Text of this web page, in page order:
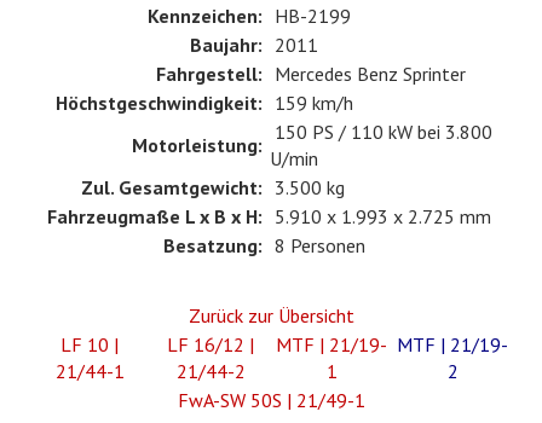
Kennzeichen: HB-2199
Baujahr: 2011
Fahrgestell: Mercedes Benz Sprinter
Höchstgeschwindigkeit: 159 km/h
Motorleistung:
150 PS / 110 kW bei 3.800
U/min
Zul. Gesamtgewicht: 3.500 kg
Fahrzeugmaße L x B x H: 5.910 x 1.993 x 2.725 mm
Besatzung: 8 Personen
Zurück zur Übersicht
LF 10 |
21/44-1
LF 16/12 |
21/44-2
MTF | 21/19-
1
MTF | 21/19-
2
FwA-SW 50S | 21/49-1